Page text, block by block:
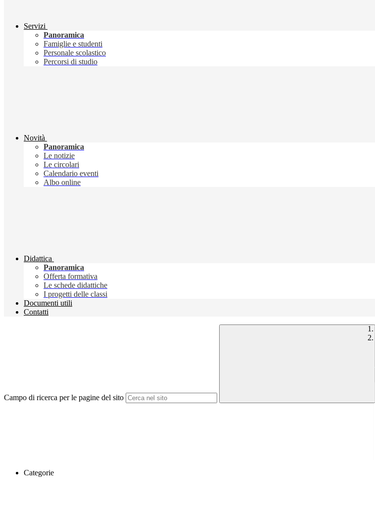
Servizi
Panoramica
Famiglie e studenti
Personale scolastico
Percorsi di studio
Novità
Panoramica
Le notizie
Le circolari
Calendario eventi
Albo online
Didattica
Panoramica
Offerta formativa
Le schede didattiche
I progetti delle classi
Documenti utili
Contatti
Campo di ricerca per le pagine del sito
Categorie